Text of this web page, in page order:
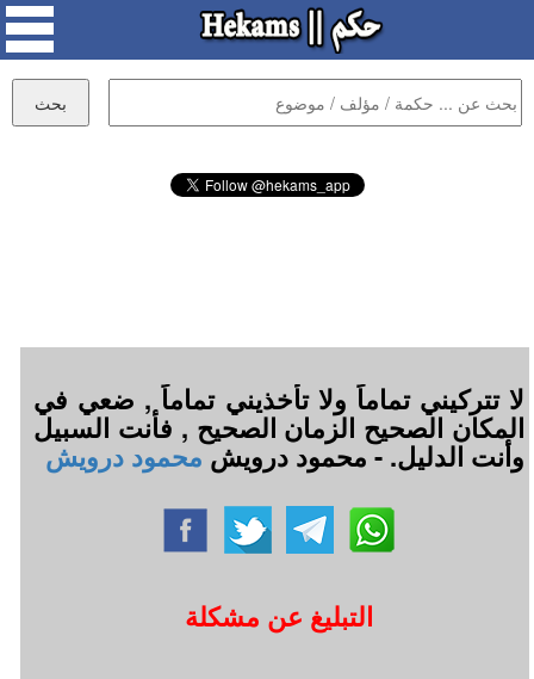
لا تتركيني تماماً ولا تأخذيني تماماً , ضعي في
المكان الصحيح الزمان الصحيح , فأنت السبيل
وأنت الدليل. - محمود درويشمحمود درويش
التبليغ عن مشكلة